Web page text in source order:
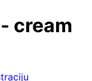
cream